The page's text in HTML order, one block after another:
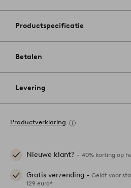
Productspecificatie
Betalen
Levering
Productverklaring
Nieuwe klant? - 40% korting op
Gratis verzending - Geldt voor
129 euro*